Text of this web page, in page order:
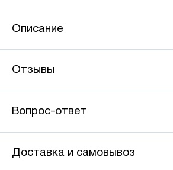
Описание
Отзывы
Вопрос-ответ
Доставка и самовывоз